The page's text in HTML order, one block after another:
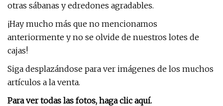
otras sábanas y edredones agradables.
¡Hay mucho más que no mencionamos
anteriormente y no se olvide de nuestros lotes de
cajas!
Siga desplazándose para ver imágenes de los muchos
artículos a la venta.
Para ver todas las fotos, haga clic aquí.